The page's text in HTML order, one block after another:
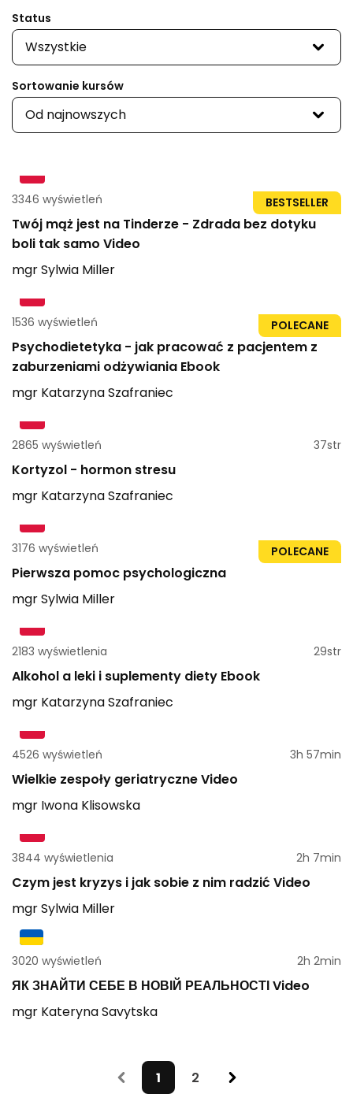
Status
Wszystkie
Sortowanie kursów
Od najnowszych
BESTSELLER
3346 wyświetleń 1h 2min
Twój mąż jest na Tinderze - Zdrada bez dotyku
boli tak samo Video
mgrSylwia Miller
POLECANE
1536 wyświetleń 73str
Psychodietetyka - jak pracować z pacjentem z
zaburzeniami odżywiania Ebook
mgr KatarzynaSzafraniec
2865 wyświetleń 37str
Kortyzol - hormon stresu
mgr KatarzynaSzafraniec
POLECANE
3176 wyświetleń 20str
Pierwsza pomoc psychologiczna
mgrSylwia Miller
2183 wyświetlenia 29str
Alkohol a leki i suplementy diety Ebook
mgr KatarzynaSzafraniec
4526 wyświetleń 3h 57min
Wielkie zespoły geriatryczne Video
mgr Iwona Klisowska
3844 wyświetlenia 2h 7min
Czym jest kryzys i jak sobie z nim radzić Video
mgrSylwia Miller
3020 wyświetleń 2h 2min
ЯК ЗНАЙТИ СЕБЕ В НОВІЙ РЕАЛЬНОСТІ Video
mgr KaterynaSavytska
1 2